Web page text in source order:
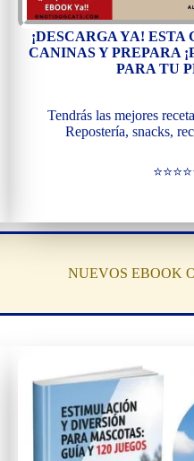
¡DESCARGA YA!
CANINAS Y PREPARA
PARA TU
Tendrás las mejores
Repostería, snacks,
NUEVOS EBOOK